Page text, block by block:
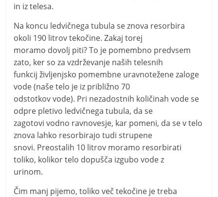
in iz telesa.
Na koncu ledvičnega tubula se znova resorbira
okoli 190 litrov tekočine. Zakaj torej
moramo dovolj piti? To je pomembno predvsem
zato, ker so za vzdrževanje naših telesnih
funkcij življenjsko pomembne uravnotežene zaloge
vode (naše telo je iz približno 70
odstotkov vode). Pri nezadostnih količinah vode se
odpre pletivo ledvičnega tubula, da se
zagotovi vodno ravnovesje, kar pomeni, da se v telo
znova lahko resorbirajo tudi strupene
snovi. Preostalih 10 litrov moramo resorbirati
toliko, kolikor telo dopušča izgubo vode z
urinom.
Čim manj pijemo, toliko več tekočine je treba